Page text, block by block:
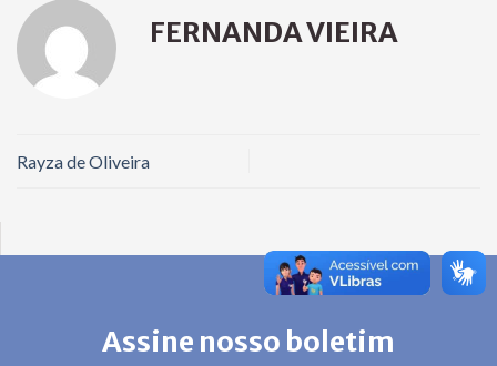
FERNANDA VIEIRA
Rayza de Oliveira
Assine nosso boletim